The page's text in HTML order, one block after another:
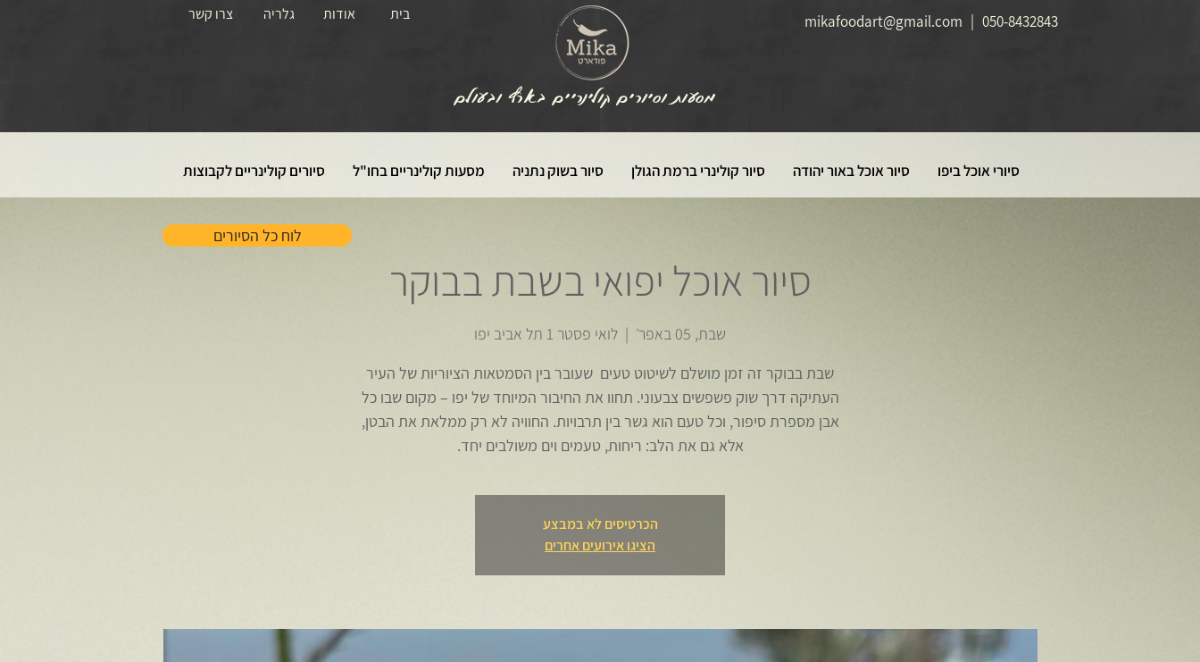
צרו קשר גלריה אודות בית 050-8432843
mikafoodart@gmail.com
מסעות וסיורים קולינריים בארץ ובעולם
סיורי אוכל ביפו סיור אוכל באור יהודה סיור קולינרי ברמת הגולן סיור בשוק נתניה מסעות קולינריים בחו"ל סיורים קולינריים לקבוצות
סיור אוכל יפואי בשבת בבוקר
שבת, 05 באפר׳
  |
לואי פסטר 1 תל אביב יפו
שבת בבוקר זה זמן מושלם לשיטוט טעים שעובר בין הסמטאות הציוריות של העיר
העתיקה דרך שוק פשפשים צבעוני. תחוו את החיבור המיוחד של יפו – מקום שבו כל
אבן מספרת סיפור, וכל טעם הוא גשר בין תרבויות. החוויה לא רק ממלאת את הבטן,
אלא גם את הלב: ריחות, טעמים וים משולבים יחד.
הכרטיסים לא במבצע
הציגו אירועים אחרים
לוח כל הסיורים